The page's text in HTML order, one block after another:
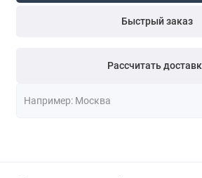
Быстрый заказ
Рассчитать